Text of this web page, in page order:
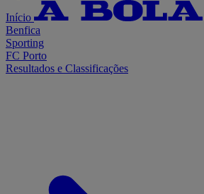
Início
Benfica
Sporting
FC Porto
Resultados e Classificações